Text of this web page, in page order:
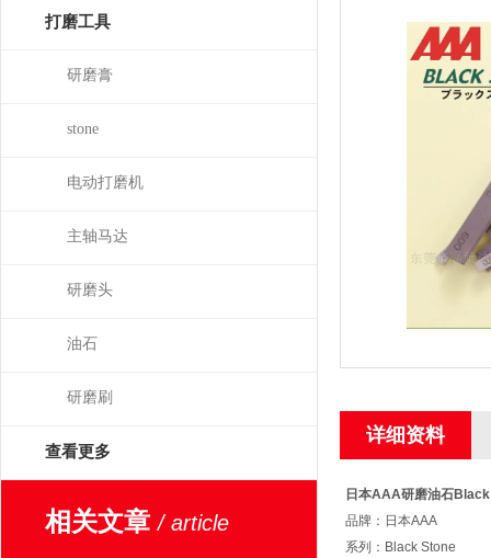
打磨工具
研磨膏
stone
电动打磨机
主轴马达
研磨头
油石
研磨刷
查看更多
相关文章/ article
详细资料
日本AAA研磨油石
品牌：日本AAA
系列：Black Stone